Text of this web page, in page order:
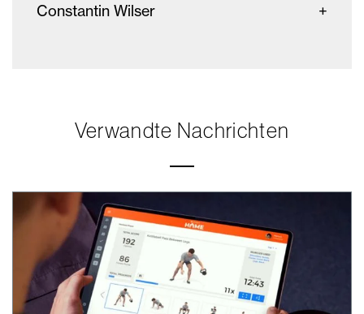
Constantin Wilser
Verwandte Nachrichten